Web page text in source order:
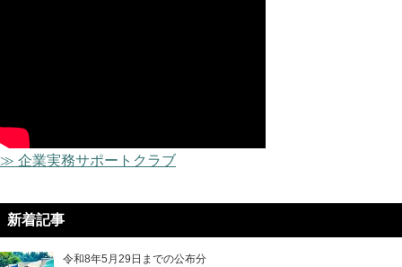
≫ 企業実務サポートクラブ
新着記事
令和8年5月29日までの公布分